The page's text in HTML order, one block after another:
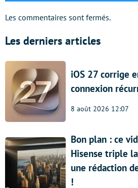
Les commentaires sont fermés.
Les derniers articles
iOS 27 corrige
connexion
8 août 2026 12:07
Bon plan : ce
Hisense triple
une rédaction
!